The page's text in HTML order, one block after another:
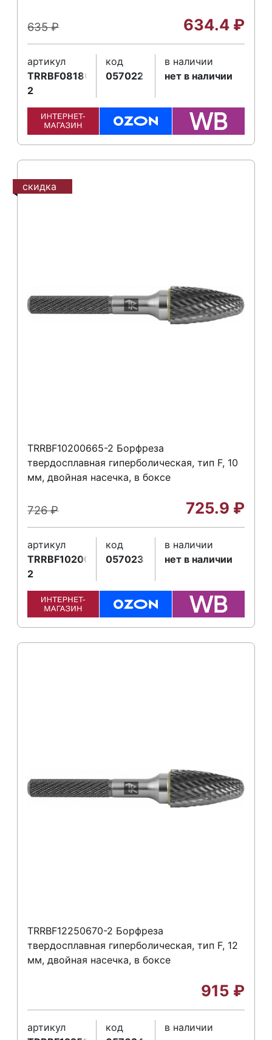
635₽ 634.4 ₽
артикул
TRRBF08180663-
2
код
057022
в наличии
нет в наличии
скидка
TRRBF10200665-2 Борфреза
твердосплавная гиперболическая, тип F, 10
мм, двойная насечка, в боксе
726₽ 725.9 ₽
артикул
TRRBF10200665-
2
код
057023
в наличии
нет в наличии
TRRBF12250670-2 Борфреза
твердосплавная гиперболическая, тип F, 12
мм, двойная насечка, в боксе
915 ₽
артикул
код
в наличии